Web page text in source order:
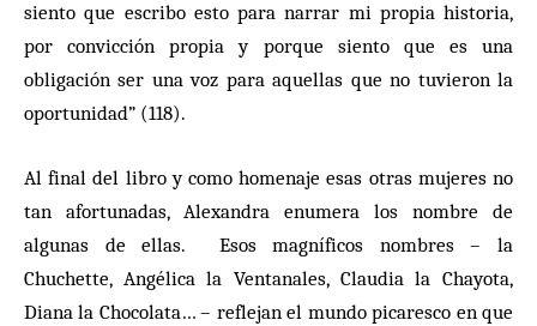
siento que escribo esto para narrar mi propia historia,
por convicción propia y porque siento que es una
obligación ser una voz para aquellas que no tuvieron la
oportunidad” (118).
Al final del libro y como homenaje esas otras mujeres no
tan afortunadas, Alexandra enumera los nombre de
algunas de ellas. Esos magníficos nombres – la
Chuchette, Angélica la Ventanales, Claudia la Chayota,
Diana la Chocolata… – reflejan el mundo picaresco en que